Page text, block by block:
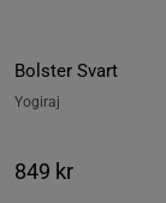
Bolster Svart
Yogiraj
849 kr